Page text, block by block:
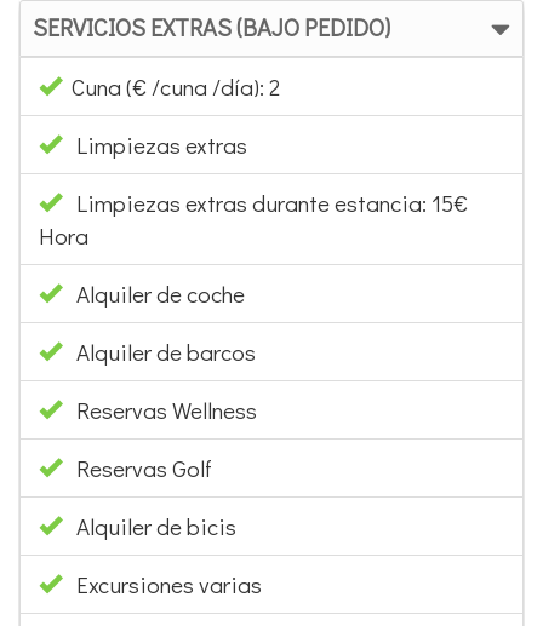
SERVICIOS EXTRAS (BAJO PEDIDO)
Cuna (€ /cuna /día): 2
Limpiezas extras
Limpiezas extras durante estancia: 15€
Hora
Alquiler de coche
Alquiler de barcos
Reservas Wellness
Reservas Golf
Alquiler de bicis
Excursiones varias